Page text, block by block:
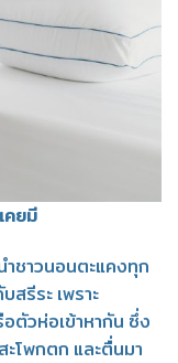
คยมี
ชาวนอนตะแคงทุก
รีระ เพราะ
ตัวห่อเข้าหากัน ซึ่ง
ะโพกตก และตื่นมา